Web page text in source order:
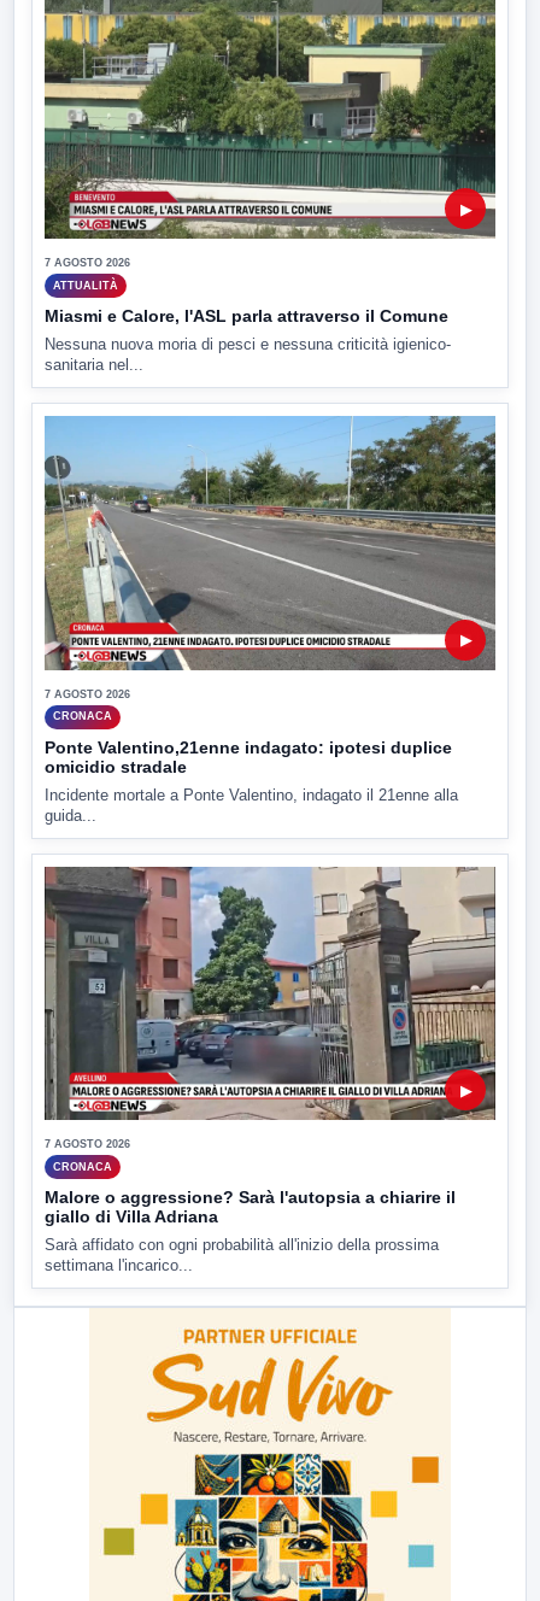
▶
7 AGOSTO 2026
ATTUALITÀ
Miasmi e Calore, l'ASL parla attraverso il Comune
Nessuna nuova moria di pesci e nessuna criticità igienico-
sanitaria nel...
▶
7 AGOSTO 2026
CRONACA
Ponte Valentino,21enne indagato: ipotesi duplice
omicidio stradale
Incidente mortale a Ponte Valentino, indagato il 21enne alla
guida...
▶
7 AGOSTO 2026
CRONACA
Malore o aggressione? Sarà l'autopsia a chiarire il
giallo di Villa Adriana
Sarà affidato con ogni probabilità all'inizio della prossima
settimana l'incarico...